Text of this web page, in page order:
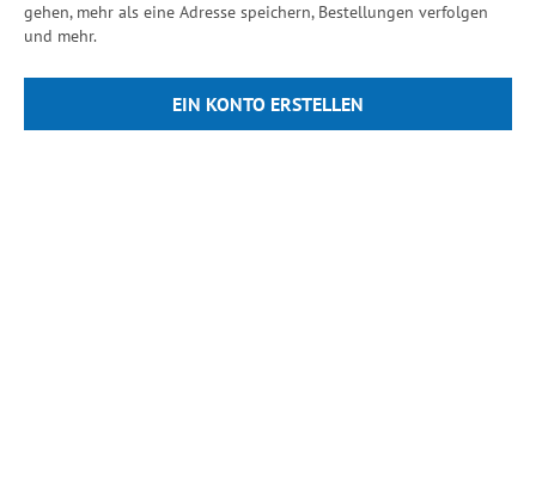
gehen, mehr als eine Adresse speichern, Bestellungen verfolgen
und mehr.
EIN KONTO ERSTELLEN